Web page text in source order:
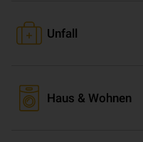
Unfall
Haus & Wohnen